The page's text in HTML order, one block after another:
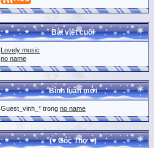
Bài viết cuối
Lovely music
no name
Bình luận mới
Guest_vinh_* trong no name
(♥ Góc Thơ ♥)